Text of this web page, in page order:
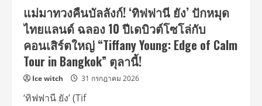
ฤดู
ร้อน
หลาก
หลาย
แบบ
พร้อม
คว้า
อันดับ
1
บน
ชาร์ต
iTunes
แม่มาทวงคืนบัลลังก์! ‘ทิฟฟานี ยัง’ ปักหมุด
ไทยแลนด์ ฉลอง 10 ปีเดบิวต์โซโล่กับ
คอนเสิร์ตใหญ่ “Tiffany Young: Edge of Calm
Tour in Bangkok” ตุลานี้!
Ice witch 31 กรกฎาคม 2026
‘ทิฟฟานี ยัง’ (Tif